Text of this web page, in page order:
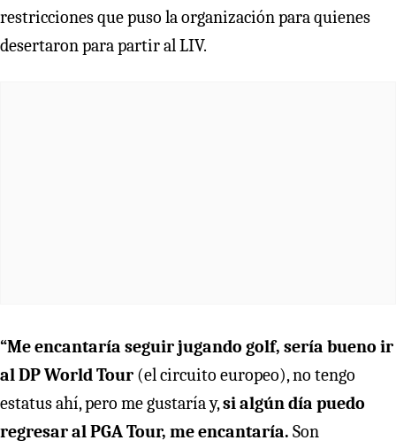
restricciones que puso la organización para quienes
desertaron para partir al LIV.
“Me encantaría seguir jugando golf, sería bueno ir
al DP World Tour (el circuito europeo), no tengo
estatus ahí, pero me gustaría y,si algún día puedo
regresar al PGA Tour, me encantaría. Son